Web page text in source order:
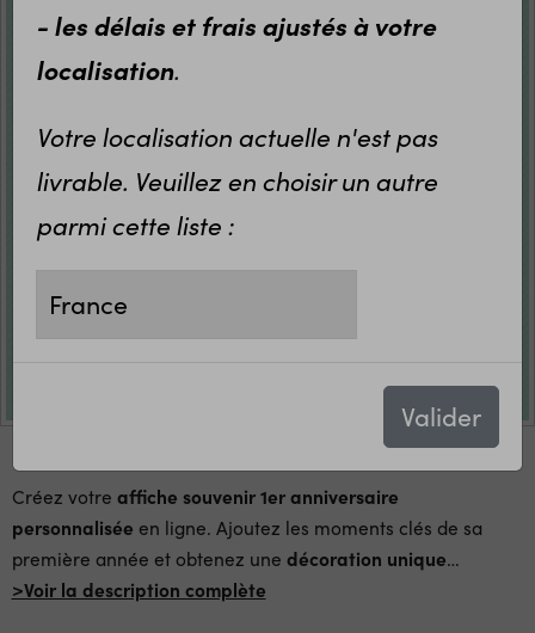
- les délais et frais ajustés à votre
localisation.
Votre localisation actuelle n'est pas
livrable. Veuillez en choisir un autre
parmi cette liste :
Valider
Créez votre affiche souvenir 1er anniversaire
personnalisée en ligne. Ajoutez les moments clés de sa
première année et obtenez une décoration unique…
>Voir la description complète